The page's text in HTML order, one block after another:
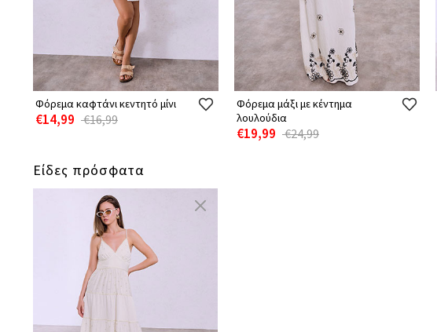
Φόρεμα καφτάνι κεντητό μίνι
€14,99 €16,99
Φόρεμα μάξι με κέντημα
λουλούδια
€19,99 €24,99
Είδες πρόσφατα